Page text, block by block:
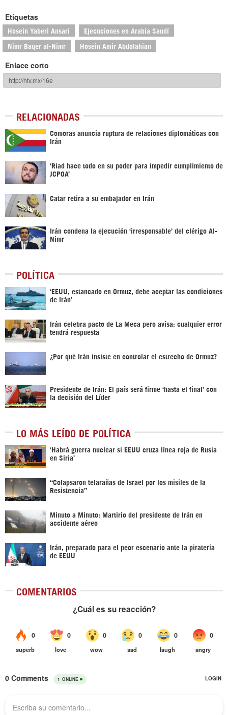
Etiquetas
Hosein Yaberi Ansari Ejecuciones en Arabia Saudí
Nimr Baqer al-Nimr Hosein Amir Abdolahian
Enlace corto
RELACIONADAS
Comoras anuncia ruptura de relaciones diplomáticas con
Irán
‘Riad hace todo en su poder para impedir cumplimiento de
JCPOA’
Catar retira a su embajador en Irán
Irán condena la ejecución ‘irresponsable’ del clérigo Al-
Nimr
POLÍTICA
‘EEUU, estancado en Ormuz, debe aceptar las condiciones
de Irán’
Irán celebra pacto de La Meca pero avisa: cualquier error
tendrá respuesta
¿Por qué Irán insiste en controlar el estrecho de Ormuz?
Presidente de Irán: El país será firme ‘hasta el final’ con
la decisión del Líder
LO MÁS LEÍDO DE POLÍTICA
‎‘Habrá guerra nuclear si EEUU cruza línea roja de Rusia
en Siria’‎
“Colapsaron telarañas de Israel por los misiles de la
Resistencia”
Minuto a Minuto: Martirio del presidente de Irán en
accidente aéreo
Irán, preparado para el peor escenario ante la piratería
de EEUU
COMENTARIOS